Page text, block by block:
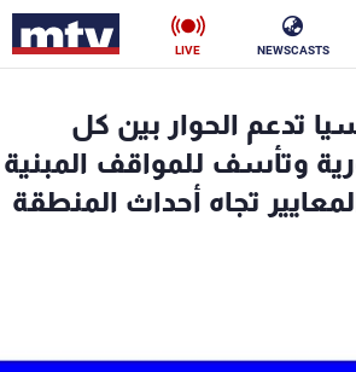
NEWSCASTS
LIVE
تدعم الحوار بين كل
وتأسف للمواقف المبنية
تجاه أحداث المنطقة
ناس